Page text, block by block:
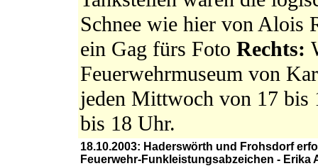
Schnee wie hier von Alois
ein Gag fürs Foto Rechts:
Feuerwehrmuseum von
jeden Mittwoch von 17 bis
bis 18 Uhr.
18.10.2003: Haderswörth und Frohsdorf
Feuerwehr-Funkleistungsabzeichen - Erika